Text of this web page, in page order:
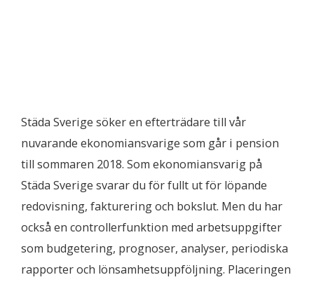
Städa Sverige söker en efterträdare till vår
nuvarande ekonomiansvarige som går i pension
till sommaren 2018. Som ekonomiansvarig på
Städa Sverige svarar du för fullt ut för löpande
redovisning, fakturering och bokslut. Men du har
också en controllerfunktion med arbetsuppgifter
som budgetering, prognoser, analyser, periodiska
rapporter och lönsamhetsuppföljning. Placeringen